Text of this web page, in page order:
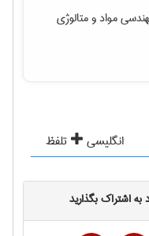
مواد و متالوژی
انگلیسی
تلفظ
اشتراک بگذارید